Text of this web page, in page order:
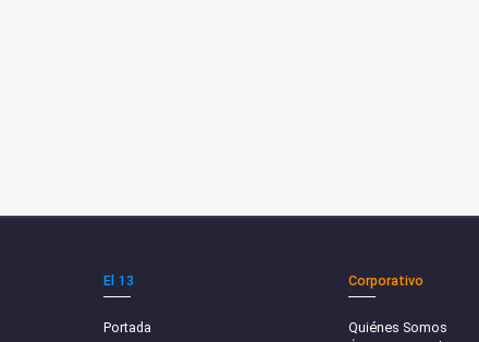
El 13
Portada
Corporativo
Quiénes Somos